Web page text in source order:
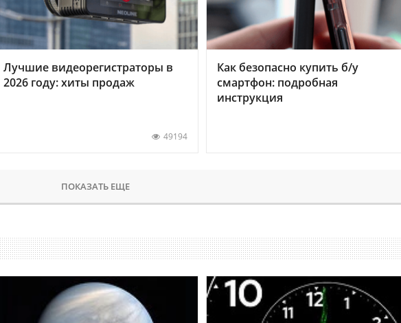
Лучшие видеорегистраторы в
2026 году: хиты продаж
49194
Как безопасно купить б/у
смартфон: подробная
инструкция
ПОКАЗАТЬ ЕЩЕ